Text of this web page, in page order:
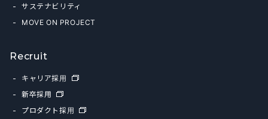
サステナビリティ
MOVE ON PROJECT
Recruit
キャリア採用
新卒採用
プロダクト採用